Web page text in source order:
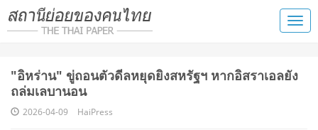
"อิหร่าน" ขู่ถอนตัวดีลหยุดยิงสหรัฐฯ หากอิสราเอลยัง
ถล่มเลบานอน
2026-04-09 HaiPress